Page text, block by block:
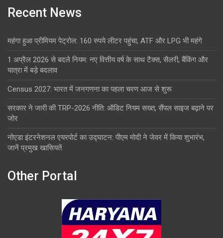
Recent News
महंगा हुआ प्रीमियम पेट्रोल: 160 रुपये लीटर पहुंचा, ATF और LPG भी महंगे
1 अप्रैल 2026 से बदले नियम: नए वित्तीय वर्ष के साथ टैक्स, सैलरी, बैंकिंग और
यात्रा में बड़े बदलाव
Census 2027: भारत में जनगणना का पहला चरण आज से शुरू
सरकार ने जारी की TRP-2026 नीति: ऑडिट नियम सख्त, सैंपल साइज बढ़ाने पर
जोर
नोएडा इंटरनेशनल एयरपोर्ट का उद्घाटन: पीएम मोदी ने जेवर में किया शुभारंभ,
जानें प्रमुख खासियतें
Other Portal